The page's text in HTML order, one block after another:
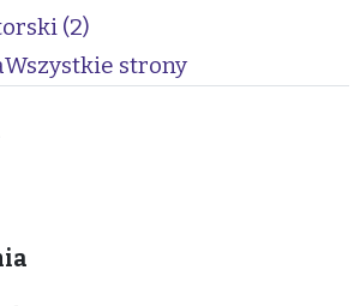
(2)
Wszystkie strony